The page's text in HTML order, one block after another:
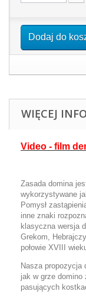
Dodaj do
WIĘCEJ
Video - film
Zasada domina
wykorzystywane
Pomysł
inne znaki
klasyczna wersja
Grekom,
połowie XVIII
Nasza propozycja
jak w grze
pasujących